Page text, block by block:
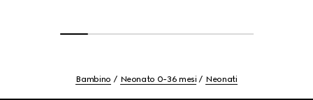
Bambino Neonato 0-36 mesi Neonati